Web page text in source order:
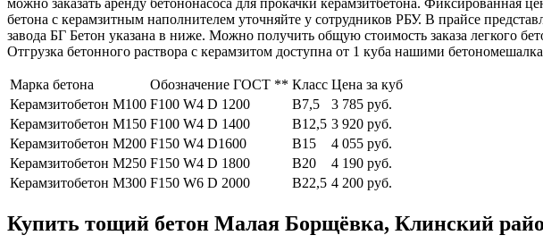
можно заказать аренду бетононасоса для прокачки керамзитбетона. Фиксированная
бетона с керамзитным наполнителем уточняйте у сотрудников РБУ. В прайсе
завода БГ Бетон указана в ниже. Можно получить общую стоимость заказа легкого
Отгрузка бетонного раствора с керамзитом доступна от 1 куба нашими
Марка бетона Обозначение ГОСТ ** Класс Цена за куб
Керамзитобетон М100 F100 W4 D 1200 В7,5
3 785 руб.
Керамзитобетон М150 F100 W4 D 1400 В12,5 3 920 руб.
Керамзитобетон М200 F150 W4 D1600 В15
4 055 руб.
Керамзитобетон М250 F150 W4 D 1800 В20
4 190 руб.
Керамзитобетон М300 F150 W6 D 2000 В22,5 4 200 руб.
Купить тощий бетон Малая Борщёвка, Клинский